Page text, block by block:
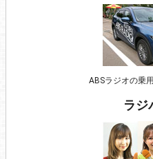
ABSラジオの乗
ラジ